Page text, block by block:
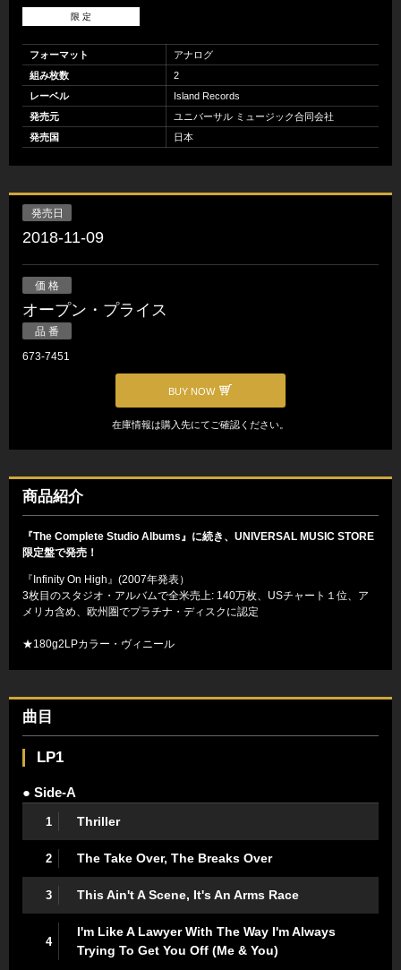
限 定
フォーマット
アナログ
組み枚数
2
レーベル
Island Records
発売元
ユニバーサル ミュージック合同会社
発売国
日本
発売日
2018-11-09
価 格
オープン・プライス
品 番
673-7451
BUY NOW
在庫情報は購入先にてご確認ください。
商品紹介
『The Complete Studio Albums』に続き、UNIVERSAL MUSIC STORE
限定盤で発売！
『Infinity On High』(2007年発表）
3枚目のスタジオ・アルバムで全米売上: 140万枚、USチャート１位、ア
メリカ含め、欧州圏でプラチナ・ディスクに認定
★180g2LPカラー・ヴィニール
曲目
LP1
● Side-A
1 Thriller
2 The Take Over, The Breaks Over
3 This Ain't A Scene, It's An Arms Race
4
I'm Like A Lawyer With The Way I'm Always
Trying To Get You Off (Me & You)